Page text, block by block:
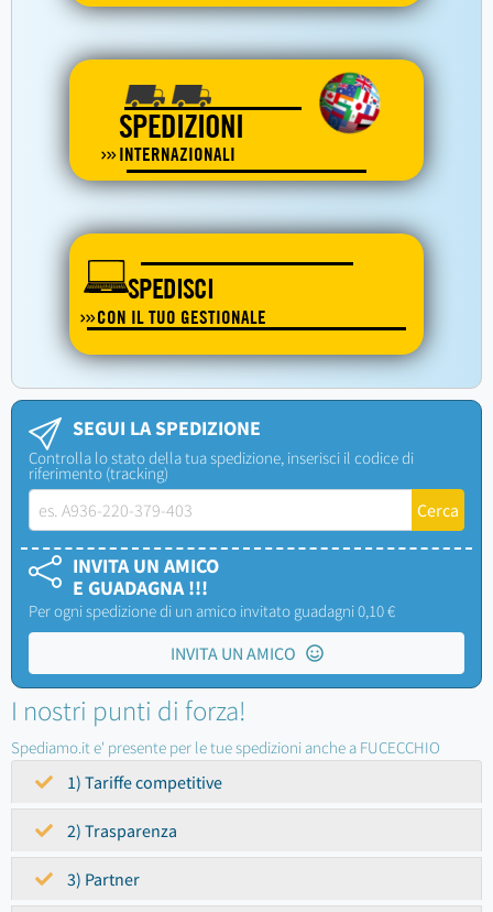
SPEDIZIONI
INTERNAZIONALI
SPEDISCI
CON IL TUO GESTIONALE
SEGUI LA SPEDIZIONE
Controlla lo stato della tua spedizione, inserisci il codice di
riferimento (tracking)
INVITA UN AMICO
E GUADAGNA !!!
Per ogni spedizione di un amico invitato guadagni 0,10 €
INVITA UN AMICO
I nostri punti di forza!
Spediamo.it e' presente per le tue spedizioni anche a FUCECCHIO
1) Tariffe competitive
2) Trasparenza
3) Partner